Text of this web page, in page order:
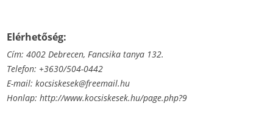
Elérhetőség:
Cím: 4002 Debrecen, Fancsika tanya 132.
Telefon: +3630/504-0442
E-mail:kocsiskesek@freemail.hu
Honlap:http://www.kocsiskesek.hu/page.php?9